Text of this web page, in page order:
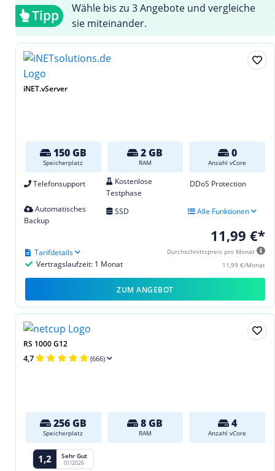
Tipp
Wähle bis zu 3 Angebote und vergleiche
sie miteinander.
iNET.vServer
150 GB
Speicherplatz
2 GB
RAM
0
Anzahl vCore
Telefonsupport
Kostenlose
Testphase
DDoS Protection
Automatisches
Backup
SSD Alle Funktionen
11,99 €*
Durchschnittspreis pro Monat
11,99 €/Monat
Vertragslaufzeit: 1 Monat
Tarifdetails
ZUM ANGEBOT
RS 1000 G12
4,7 (666)
256 GB
Speicherplatz
8 GB
RAM
4
Anzahl vCore
1,2 Sehr Gut
01/2026